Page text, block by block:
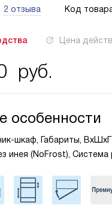
2 отзыва Код
Цена
руб.
особенности
шкаф, Габариты,
инея (NoFrost),